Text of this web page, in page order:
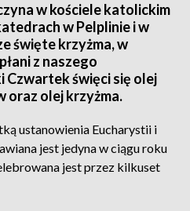
w kościele katolickim
w Pelplinie i w
święte krzyżma, w
z naszego
święci się olej
oraz olej krzyżma.
ustanowienia Eucharystii i
jest jedyna w ciągu roku
jest przez kilkuset